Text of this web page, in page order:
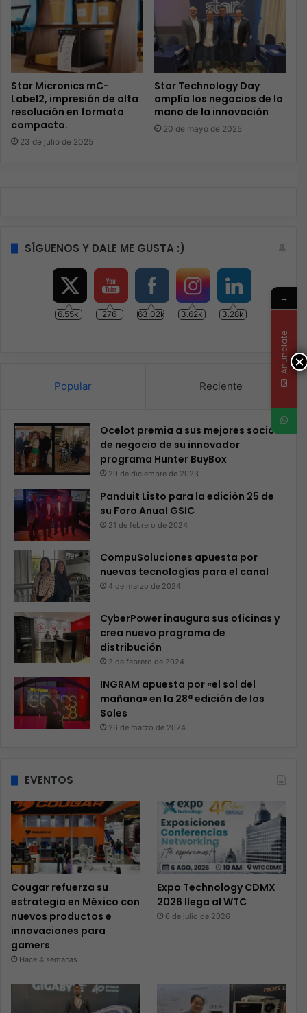
Star Micronics mC-
Label2, impresión de alta
resolución en formato
compacto.
23 de julio de 2025
Star Technology Day
amplía los negocios de la
mano de la innovación
20 de mayo de 2025
SÍGUENOS Y DALE ME GUSTA :)
6.55k 276 63.02k 3.62k 3.28k
Popular Reciente
Ocelot premia a sus mejores socios
de negocio de su innovador
programa Hunter BuyBox
29 de diciembre de 2023
Panduit Listo para la edición 25 de
su Foro Anual GSIC
21 de febrero de 2024
CompuSoluciones apuesta por
nuevas tecnologías para el canal
4 de marzo de 2024
CyberPower inaugura sus oficinas y
crea nuevo programa de
distribución
2 de febrero de 2024
INGRAM apuesta por «el sol del
mañana» en la 28ª edición de los
Soles
26 de marzo de 2024
EVENTOS
Cougar refuerza su
estrategia en México con
nuevos productos e
innovaciones para
gamers
Hace 4 semanas
Expo Technology CDMX
2026 llega al WTC
6 de julio de 2026
×
→
Anunciate